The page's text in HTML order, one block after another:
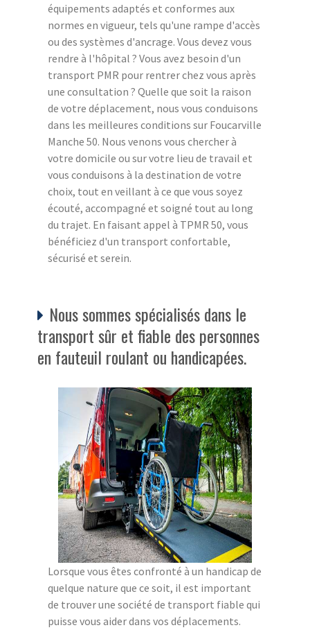
équipements adaptés et conformes aux
normes en vigueur, tels qu'une rampe d'accès
ou des systèmes d'ancrage. Vous devez vous
rendre à l'hôpital ? Vous avez besoin d'un
transport PMR pour rentrer chez vous après
une consultation ? Quelle que soit la raison
de votre déplacement, nous vous conduisons
dans les meilleures conditions sur Foucarville
Manche 50. Nous venons vous chercher à
votre domicile ou sur votre lieu de travail et
vous conduisons à la destination de votre
choix, tout en veillant à ce que vous soyez
écouté, accompagné et soigné tout au long
du trajet. En faisant appel à TPMR 50, vous
bénéficiez d'un transport confortable,
sécurisé et serein.
Nous sommes spécialisés dans le
transport sûr et fiable des personnes
en fauteuil roulant ou handicapées.
Lorsque vous êtes confronté à un handicap de
quelque nature que ce soit, il est important
de trouver une société de transport fiable qui
puisse vous aider dans vos déplacements.